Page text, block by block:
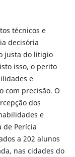
técnicos e
decisória
justa do litigio
isso, o perito
e
com precisão. O
dos
e
de Perícia
a 202 alunos
nas cidades do